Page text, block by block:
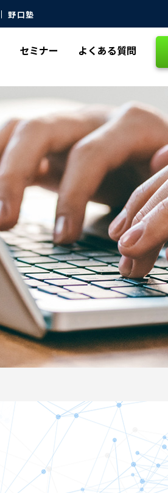
セミナー よくある質問
野口塾